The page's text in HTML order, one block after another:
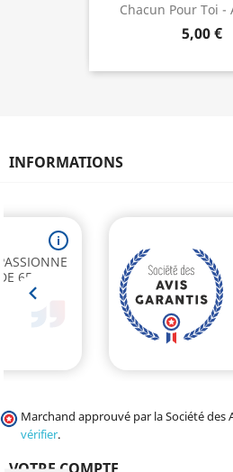
Chacun Pour Toi -
5,00 €
INFORMATIONS
Marchand approuvé par la Société des
vérifier.